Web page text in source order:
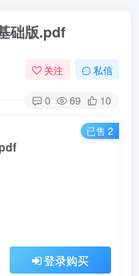
础版.pdf
关注 私信
0 69 10
登录购买
已售 2